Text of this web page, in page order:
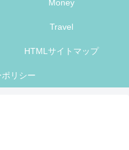
Money
Travel
HTMLサイトマップ
リシー